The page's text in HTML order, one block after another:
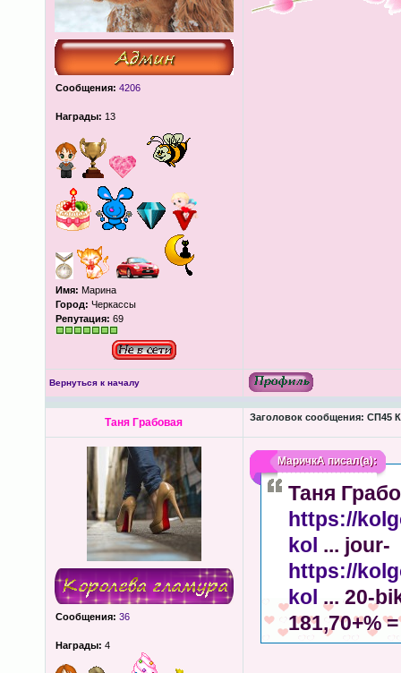
Сообщения: 4206
Награды: 13
Имя: Марина
Город: Черкассы
Репутация: 69
Вернуться к началу
Таня Грабовая Заголовок сообщения: СП45
Сообщения: 36
Награды: 4
МаричкАписал(а):
Таня
https://
kol ... jour-
https://
kol ... 20-
181,70+%